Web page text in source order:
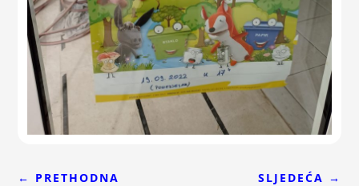
← PRETHODNA SLJEDEĆA →